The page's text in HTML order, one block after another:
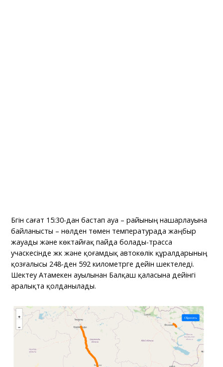
Бүгін сағат 15:30-дан бастап ауа – райының нашарлауына
байланысты – нөлден төмен температурада жаңбыр
жауады және көктайғақ пайда болады-трасса
учаскесінде жүк және қоғамдық автокөлік құралдарының
қозғалысы 248-ден 592 километрге дейін шектеледі.
Шектеу Атамекен ауылынан Балқаш қаласына дейінгі
аралықта қолданылады.